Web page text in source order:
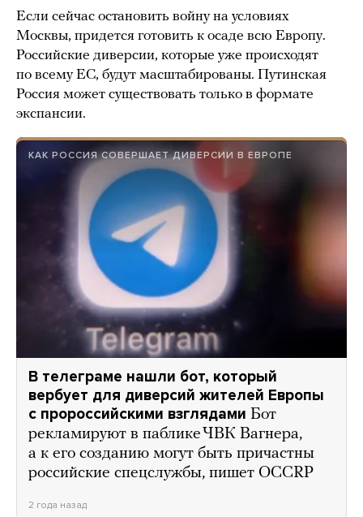
Если сейчас остановить войну на условиях
Москвы, придется готовить к осаде всю Европу.
Российские диверсии, которые уже происходят
по всему ЕС, будут масштабированы. Путинская
Россия может существовать только в формате
экспансии.
КАК РОССИЯ СОВЕРШАЕТ ДИВЕРСИИ В ЕВРОПЕ
В телеграме нашли бот, который
вербует для диверсий жителей Европы
с пророссийскими взглядами Бот
рекламируют в паблике ЧВК Вагнера,
а к его созданию могут быть причастны
российские спецслужбы, пишет OCCRP
2 года назад